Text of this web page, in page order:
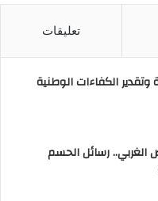
تعليقات
الكفاءات الوطنية
رسائل الحسم